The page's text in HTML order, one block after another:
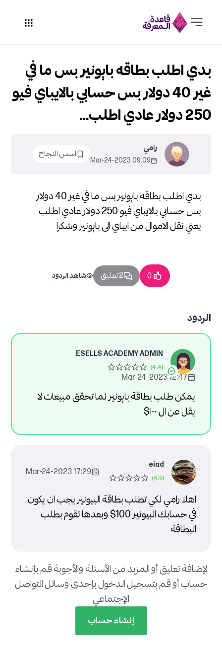
بدي اطلب بطاقه بايونير بس ما في غير 40 دولار
بس حسابي بالايباي فيو 250 دولار عادي اطلب
يعني نقل الاموال من ايباي الى بايونير وشكرا
بدي اطلب بطاقه بايونير بس ما في
غير 40 دولار بس حسابي بالايباي فيو
250 دولار عادي اطلب…
رامي
09:09 2023-Mar-24
اسس النجاح
0 2 تعليق شاهد الردود
الردود
ESELLS ACADEMY ADMIN
12:47 2023-Mar-24
يمكن طلب بطاقة بايونير لما تحقق مبيعات لا
يقل عن ال ١٠٠$
eiad
17:29 2023-Mar-24
اهلا رامي لكي تطلب بطاقة البيونير يجب ان يكون
في حسابك البيونير 100$ وبعدها تقوم بطلب
البطاقة
لإضافة تعليق أو المزيد من الأسئلة والأجوبة قم بإنشاء
حساب أو قم بتسجيل الدخول بإحدى وسائل التواصل
الإجتماعي
إنشاء حساب